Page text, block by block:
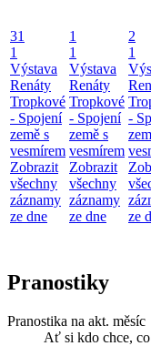
31
1
Výstava
Renáty
Tropkové
- Spojení
země s
vesmírem
Zobrazit
všechny
záznamy
ze dne
1
1
Výstava
Renáty
Tropkové
- Spojení
země s
vesmírem
Zobrazit
všechny
záznamy
ze dne
2
1
-
ze
Pranostiky
Pranostika na akt. měsíc
Ať si kdo chce,